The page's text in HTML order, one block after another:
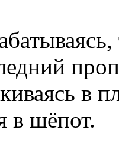
в
в шёпот.